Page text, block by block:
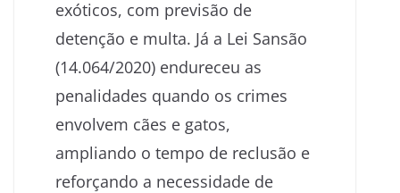
exóticos, com previsão de
detenção e multa. Já a Lei Sansão
(14.064/2020) endureceu as
penalidades quando os crimes
envolvem cães e gatos,
ampliando o tempo de reclusão e
reforçando a necessidade de